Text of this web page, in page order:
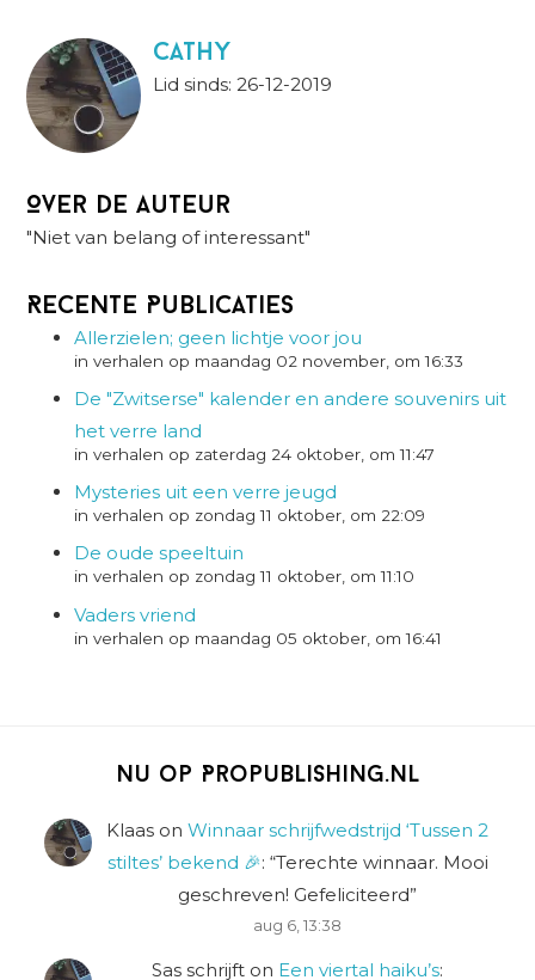
Cathy
Lid sinds: 26-12-2019
Over de auteur
"Niet van belang of interessant"
Recente Publicaties
Allerzielen; geen lichtje voor jou
in verhalen op maandag 02 november, om 16:33
De "Zwitserse" kalender en andere souvenirs uit
het verre land
in verhalen op zaterdag 24 oktober, om 11:47
Mysteries uit een verre jeugd
in verhalen op zondag 11 oktober, om 22:09
De oude speeltuin
in verhalen op zondag 11 oktober, om 11:10
Vaders vriend
in verhalen op maandag 05 oktober, om 16:41
Nu op Propublishing.nl
Klaas on Winnaar schrijfwedstrijd ‘Tussen 2
stiltes’ bekend 🎉: “Terechte winnaar. Mooi
geschreven! Gefeliciteerd”
aug 6, 13:38
Sas schrijft on Een viertal haiku’s: